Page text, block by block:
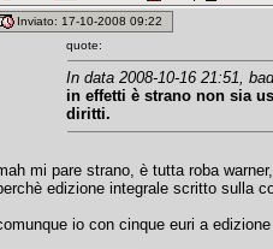
Inviato: 17-10-2008 09:22
quote:
In data 2008-10-16 21:51,
in effetti è strano non sia
diritti.
mi pare strano, è tutta roba
edizione integrale scritto sulla
io con cinque euri a